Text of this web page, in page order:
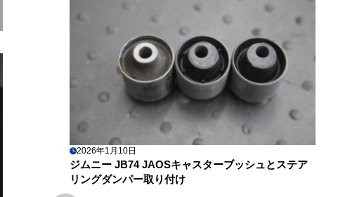
2026年1月10日
ジムニー JB74 JAOSキャスターブッシュとステア
リングダンパー取り付け